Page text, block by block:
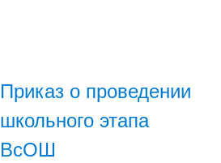
Приказ о проведении
школьного этапа
ВсОШ